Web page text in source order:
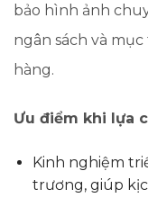
bảo hình ảnh
ngân sách và
hàng.
Ưu điểm khi lựa
Kinh nghiệm
trương, giúp